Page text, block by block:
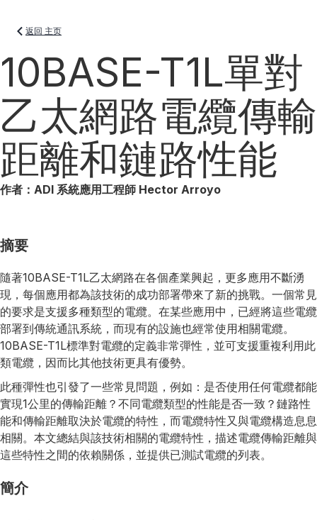
返回 主页
10BASE-T1L單對
乙太網路電纜傳輸
距離和鏈路性能
作者：ADI 系統應用工程師 Hector Arroyo
摘要
隨著10BASE-T1L乙太網路在各個產業興起，更多應用不斷湧
現，每個應用都為該技術的成功部署帶來了新的挑戰。一個常見
的要求是支援多種類型的電纜。在某些應用中，已經將這些電纜
部署到傳統通訊系統，而現有的設施也經常使用相關電纜。
10BASE-T1L標準對電纜的定義非常彈性，並可支援重複利用此
類電纜，因而比其他技術更具有優勢。
此種彈性也引發了一些常見問題，例如：是否使用任何電纜都能
實現1公里的傳輸距離？不同電纜類型的性能是否一致？鏈路性
能和傳輸距離取決於電纜的特性，而電纜特性又與電纜構造息息
相關。本文總結與該技術相關的電纜特性，描述電纜傳輸距離與
這些特性之間的依賴關係，並提供已測試電纜的列表。
簡介